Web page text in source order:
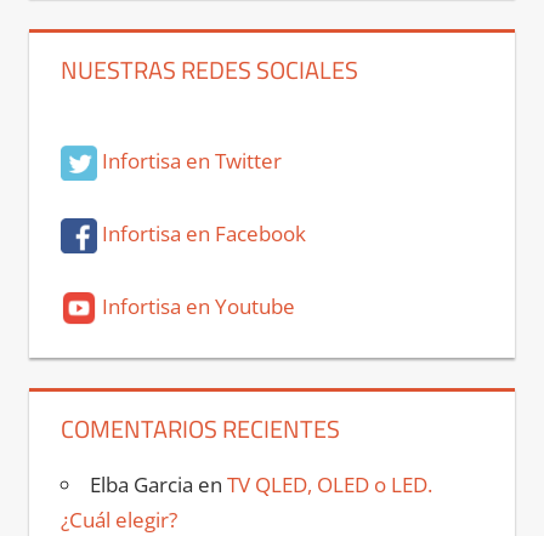
NUESTRAS REDES SOCIALES
Infortisa en Twitter
Infortisa en Facebook
Infortisa en Youtube
COMENTARIOS RECIENTES
Elba Garcia en TV QLED, OLED o LED.
¿Cuál elegir?